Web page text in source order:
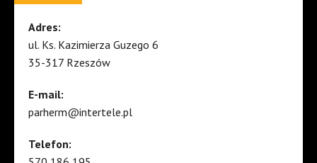
Adres:
ul. Ks. Kazimierza Guzego 6
35-317 Rzeszów
E-mail:
parherm@intertele.pl
Telefon: